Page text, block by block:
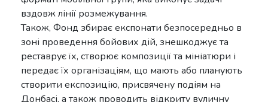
вздовж лінії розмежування.
Також, Фонд збирає експонати безпосередньо в
зоні проведення бойових дій, знешкоджує та
реставрує їх, створює композиції та мініатюри і
передає їх організаціям, що мають або планують
створити експозицію, присвячену подіям на
Донбасі, а також проводить відкриту вуличну